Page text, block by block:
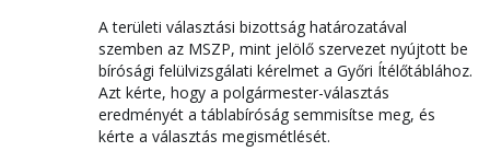
A területi választási bizottság határozatával
szemben az MSZP, mint jelölő szervezet nyújtott be
bírósági felülvizsgálati kérelmet a Győri Ítélőtáblához.
Azt kérte, hogy a polgármester-választás
eredményét a táblabíróság semmisítse meg, és
kérte a választás megismétlését.